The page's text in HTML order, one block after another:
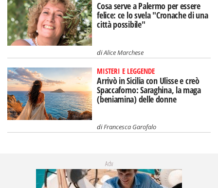
Cosa serve a Palermo per essere
felice: ce lo svela "Cronache di una
città possibile"
diAlice Marchese
MISTERI E LEGGENDE
Arrivò in Sicilia con Ulisse e creò
Spaccaforno: Saraghina, la maga
(beniamina) delle donne
diFrancesca Garofalo
Adv